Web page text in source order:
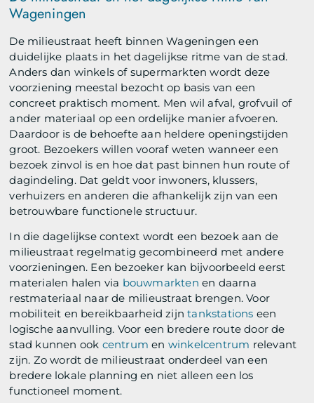
Wageningen
De milieustraat heeft binnen Wageningen een
duidelijke plaats in het dagelijkse ritme van de stad.
Anders dan winkels of supermarkten wordt deze
voorziening meestal bezocht op basis van een
concreet praktisch moment. Men wil afval, grofvuil of
ander materiaal op een ordelijke manier afvoeren.
Daardoor is de behoefte aan heldere openingstijden
groot. Bezoekers willen vooraf weten wanneer een
bezoek zinvol is en hoe dat past binnen hun route of
dagindeling. Dat geldt voor inwoners, klussers,
verhuizers en anderen die afhankelijk zijn van een
betrouwbare functionele structuur.
In die dagelijkse context wordt een bezoek aan de
milieustraat regelmatig gecombineerd met andere
voorzieningen. Een bezoeker kan bijvoorbeeld eerst
materialen halen via bouwmarkten en daarna
restmateriaal naar de milieustraat brengen. Voor
mobiliteit en bereikbaarheid zijntankstations een
logische aanvulling. Voor een bredere route door de
stad kunnen ook centrum en winkelcentrum relevant
zijn. Zo wordt de milieustraat onderdeel van een
bredere lokale planning en niet alleen een los
functioneel moment.